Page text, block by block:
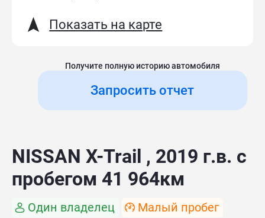
Показать на карте
Получите полную историю автомобиля
Запросить отчет
NISSAN X-Trail , 2019 г.в. с
пробегом 41 964км
Один владелец Малый пробег